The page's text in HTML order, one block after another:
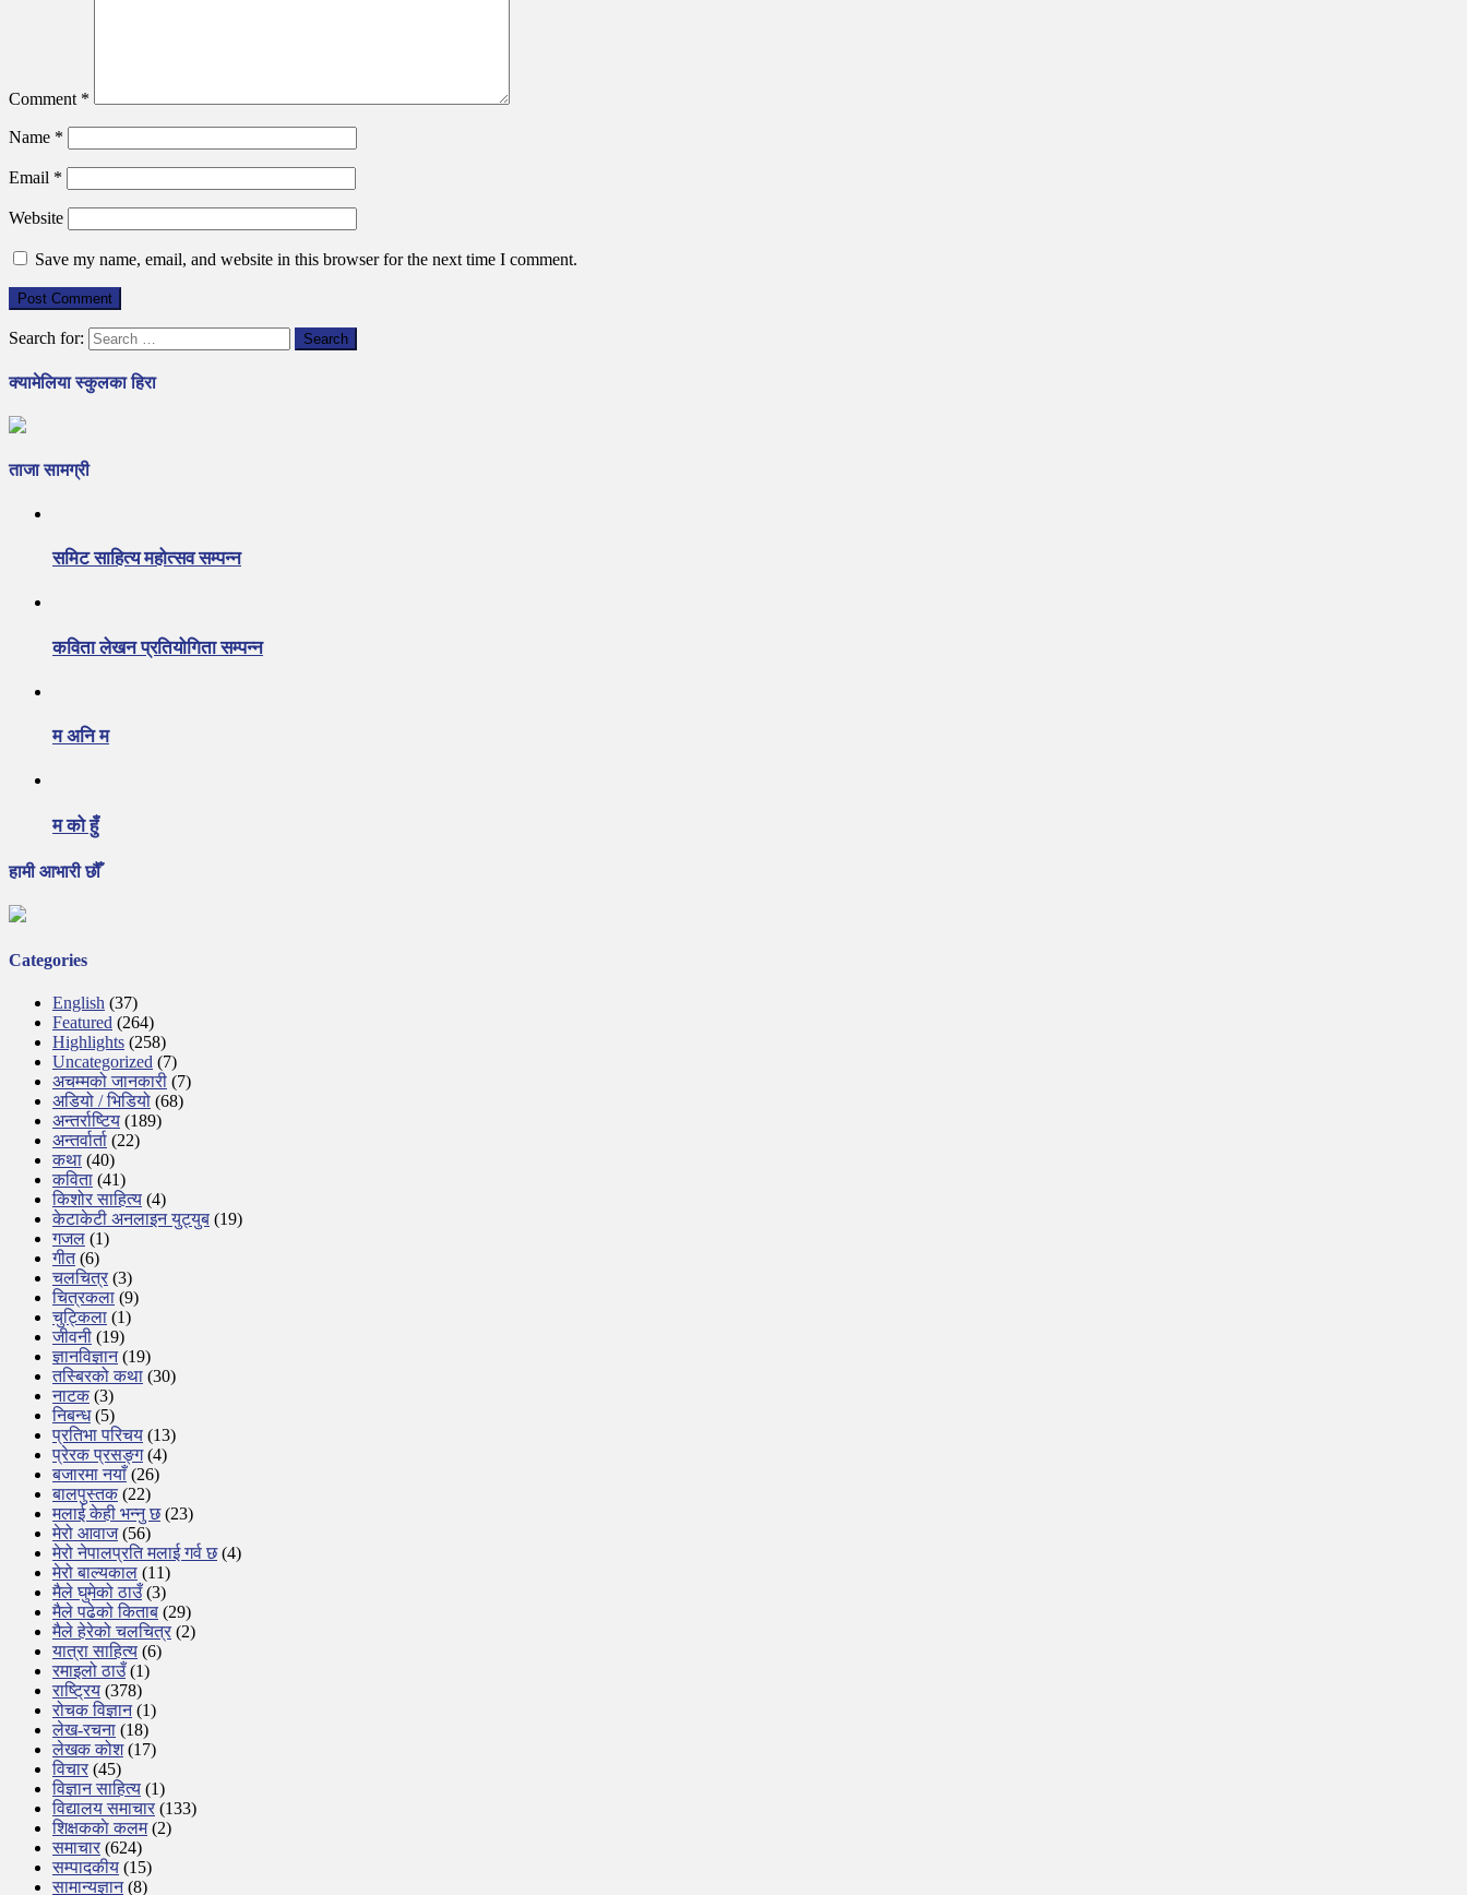
Comment *
Name *
Email *
Website
Save my name, email, and website in this browser for the next time I comment.
Search for:
क्यामेलिया स्कुलका हिरा
ताजा सामग्री
समिट साहित्य महोत्सव सम्पन्न
कविता लेखन प्रतियोगिता सम्पन्न
म अनि म
म को हुँ
हामी आभारी छौँ
Categories
English (37)
Featured (264)
Highlights (258)
Uncategorized (7)
अचम्मको जानकारी (7)
अडियो / भिडियो (68)
अन्तर्राष्टिय (189)
अन्तर्वार्ता (22)
कथा (40)
कविता (41)
किशोर साहित्य (4)
केटाकेटी अनलाइन युट्युब (19)
गजल (1)
गीत(6)
चलचित्र (3)
चित्रकला (9)
चुट्किला (1)
जीवनी (19)
ज्ञानविज्ञान(19)
तस्बिरको कथा (30)
नाटक(3)
निबन्ध(5)
प्रतिभा परिचय (13)
प्रेरक प्रसङ्ग(4)
बजारमा नयाँ(26)
बालपुस्तक(22)
मलाई केही भन्नु छ(23)
मेरो आवाज(56)
मेरो नेपालप्रति मलाई गर्व छ(4)
मेरो बाल्यकाल (11)
मैले घुमेको ठाउँ(3)
मैले पढेको किताब (29)
मैले हेरेको चलचित्र (2)
यात्रा साहित्य (6)
रमाइलो ठाउँ(1)
राष्ट्रिय (378)
रोचक विज्ञान(1)
लेख-रचना (18)
लेखक कोश(17)
विचार (45)
विज्ञान साहित्य (1)
विद्यालय समाचार (133)
शिक्षककाे कलम(2)
समाचार (624)
सम्पादकीय (15)
सामान्यज्ञान(8)